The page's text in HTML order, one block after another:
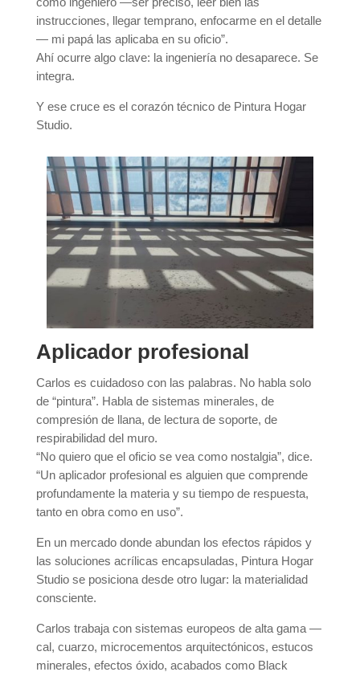
instrucciones, llegar temprano, enfocarme en el detalle
— mi papá las aplicaba en su oficio”.
Ahí ocurre algo clave: la ingeniería no desaparece. Se
integra.
Y ese cruce es el corazón técnico de Pintura Hogar
Studio.
Aplicador profesional
Carlos es cuidadoso con las palabras. No habla solo
de “pintura”. Habla de sistemas minerales, de
compresión de llana, de lectura de soporte, de
respirabilidad del muro.
“No quiero que el oficio se vea como nostalgia”, dice.
“Un aplicador profesional es alguien que comprende
profundamente la materia y su tiempo de respuesta,
tanto en obra como en uso”.
En un mercado donde abundan los efectos rápidos y
las soluciones acrílicas encapsuladas, Pintura Hogar
Studio se posiciona desde otro lugar: la materialidad
consciente.
Carlos trabaja con sistemas europeos de alta gama —
cal, cuarzo, microcementos arquitectónicos, estucos
minerales, efectos óxido, acabados como Black